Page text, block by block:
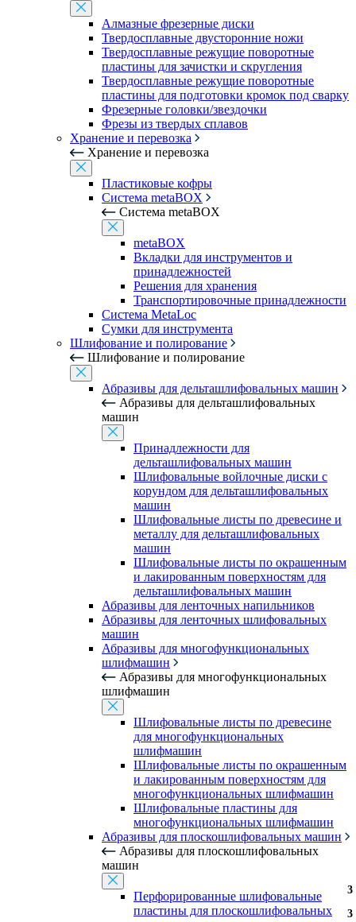
Алмазные фрезерные диски
Твердосплавные двусторонние ножи
Твердосплавные режущие поворотные
пластины для зачистки и скругления
Твердосплавные режущие поворотные
пластины для подготовки кромок под сварку
Фрезерные головки/звездочки
Фрезы из твердых сплавов
Хранение и перевозка
Хранение и перевозка
Пластиковые кофры
Система metaBOX
Система metaBOX
metaBOX
Вкладки для инструментов и
принадлежностей
Решения для хранения
Транспортировочные принадлежности
Система MetaLoc
Сумки для инструмента
Шлифование и полирование
Шлифование и полирование
Абразивы для дельташлифовальных машин
Абразивы для дельташлифовальных
машин
Принадлежности для
дельташлифовальных машин
Шлифовальные войлочные диски с
корундом для дельташлифовальных
машин
Шлифовальные листы по древесине и
металлу для дельташлифовальных
машин
Шлифовальные листы по окрашенным
и лакированным поверхностям для
дельташлифовальных машин
Абразивы для ленточных напильников
Абразивы для ленточных шлифовальных
машин
Абразивы для многофункциональных
шлифмашин
Абразивы для многофункциональных
шлифмашин
Шлифовальные листы по древесине
для многофункциональных
шлифмашин
Шлифовальные листы по окрашенным
и лакированным поверхностям для
многофункциональных шлифмашин
Шлифовальные пластины для
многофункциональных шлифмашин
Абразивы для плоскошлифовальных машин
Абразивы для плоскошлифовальных
машин
Перфорированные шлифовальные
пластины для плоскошлифовальных
3
3
3
3
3
3
3
3
3
3
3
3
3
3
3
3
3
3
3
3
3
3
3
3